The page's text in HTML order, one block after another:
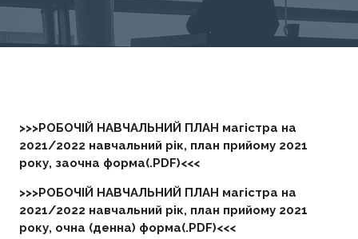
>>>РОБОЧІЙ НАВЧАЛЬНИЙ ПЛАН магістра на
2021/2022 навчальний рік, план прийому 2021
року, заочна форма(.PDF)<<<
>>>РОБОЧІЙ НАВЧАЛЬНИЙ ПЛАН магістра на
2021/2022 навчальний рік, план прийому 2021
року, очна (денна) форма(.PDF)<<<